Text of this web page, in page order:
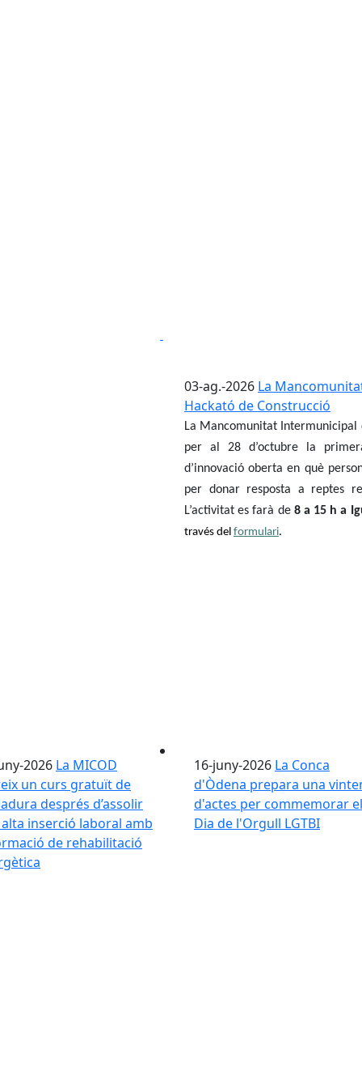
03-ag.-2026 La
Hackató de Construcció
La Mancomunitat Intermunicipal
per al 28 d’octubre
la
d’innovació oberta en què
per donar resposta a reptes
L’activitat es farà de 8 a 15 h a
través del formulari.
2026 La MICOD
un curs gratuït de
després d’assolir
inserció laboral amb
de rehabilitació
16-juny-2026 La Conca
d'Òdena prepara una
d'actes per commemorar el
Dia de l'Orgull LGTBI